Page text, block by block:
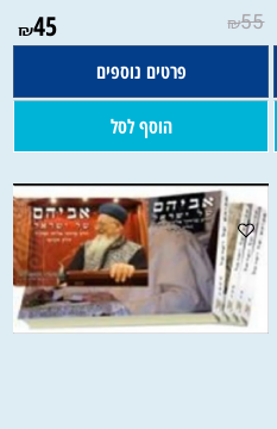
₪55
₪45
פרטים נוספים
הוסף לסל